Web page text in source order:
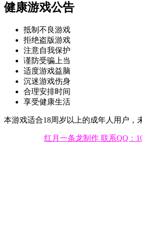
健康游戏公告
抵制不良游戏
拒绝盗版游戏
注意自我保护
谨防受骗上当
适度游戏益脑
沉迷游戏伤身
合理安排时间
享受健康生活
本游戏适合18周岁以上的成年人用户，
红月一条龙制作 联系QQ：